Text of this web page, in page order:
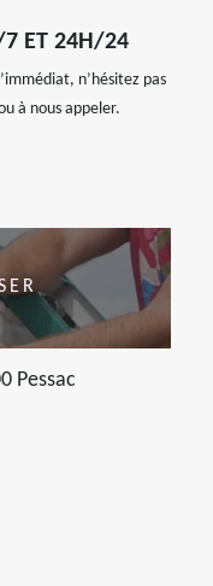
7 ET 24H/24
n’hésitez pas
à nous appeler.
Pessac